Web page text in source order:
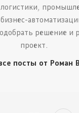
решение и
проект.
посты от Роман